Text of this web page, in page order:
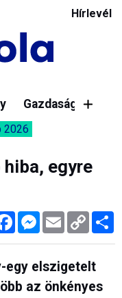
Hírlevél
Gazdaság
2026
egyre
FacebookMessenger
Email Copy
Link
egy elszigetelt
az önkényes